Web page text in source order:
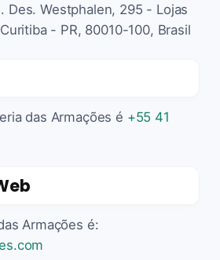
Des. Westphalen, 295 - Lojas
- PR, 80010-100, Brasil
das Armações é +55 41
Armações é: